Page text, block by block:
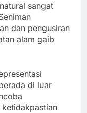
sangat
dan pengusiran
alam gaib
di luar